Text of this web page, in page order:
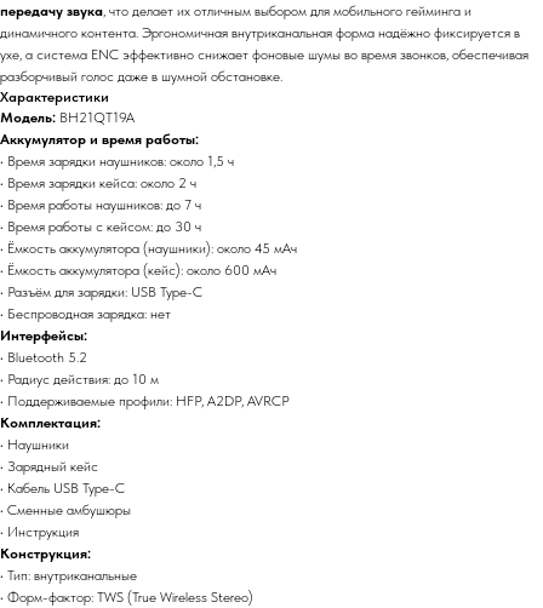
передачу звука, что делает их отличным выбором для мобильного гейминга и
динамичного контента. Эргономичная внутриканальная форма надёжно фиксируется в
ухе, а система ENC эффективно снижает фоновые шумы во время звонков, обеспечивая
разборчивый голос даже в шумной обстановке.
Xарактеристики
Модель: BH21QT19A
Аккумулятор и время работы:
• Время зарядки наушников: около 1,5 ч
• Время зарядки кейса: около 2 ч
• Время работы наушников: до 7 ч
• Время работы с кейсом: до 30 ч
• Ёмкость аккумулятора (наушники): около 45 мАч
• Ёмкость аккумулятора (кейс): около 600 мАч
• Разъём для зарядки: USB Type-C
• Беспроводная зарядка: нет
Интерфейсы:
• Bluetooth 5.2
• Радиус действия: до 10 м
• Поддерживаемые профили: HFP, A2DP, AVRCP
Комплектация:
• Наушники
• Зарядный кейс
• Кабель USB Type-C
• Сменные амбушюры
• Инструкция
Конструкция:
• Тип: внутриканальные
• Форм-фактор: TWS (True Wireless Stereo)